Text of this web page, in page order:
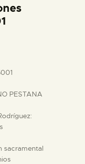
PESTANA
sacramental